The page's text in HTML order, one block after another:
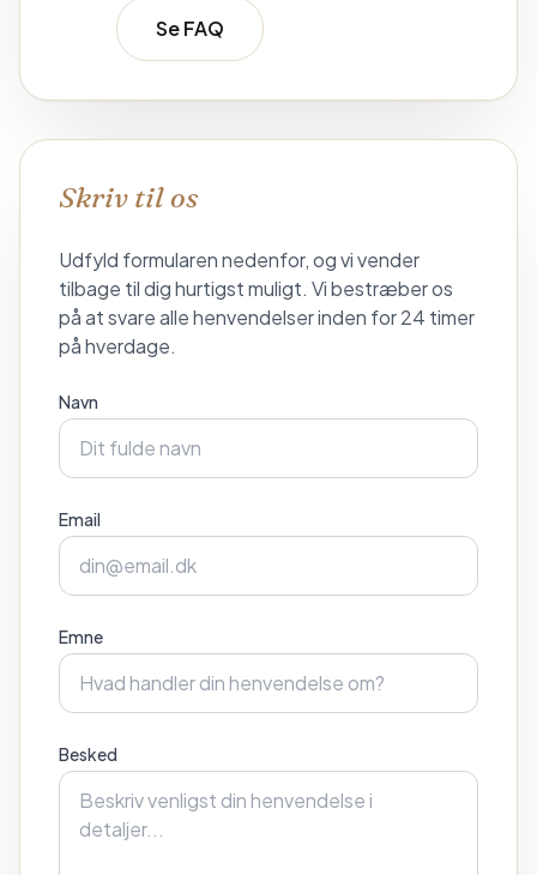
Se FAQ
Skriv til os
Udfyld formularen nedenfor, og vi vender
tilbage til dig hurtigst muligt. Vi bestræber os
på at svare alle henvendelser inden for 24 timer
på hverdage.
Navn
Email
Emne
Besked